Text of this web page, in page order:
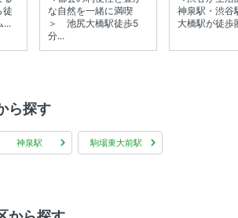
...
な自然を一緒に満喫
＞ 池尻大橋駅徒歩5
分...
神泉駅・渋谷
大橋駅が徒歩
ら探す
神泉駅 駒場東大前駅